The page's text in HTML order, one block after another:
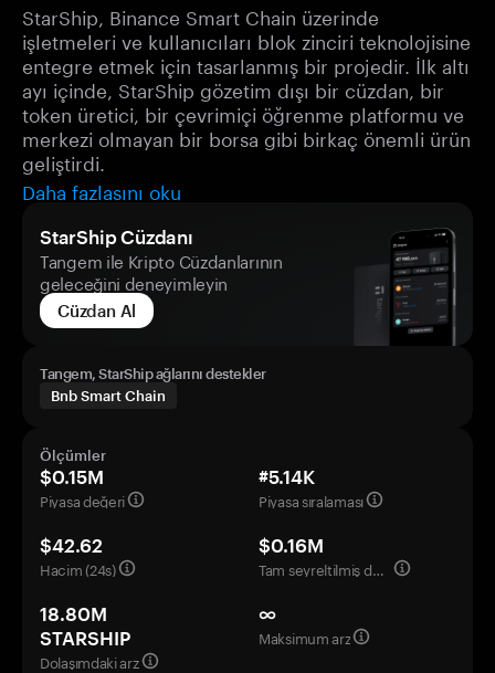
StarShip, Binance Smart Chain üzerinde
işletmeleri ve kullanıcıları blok zinciri teknolojisine
entegre etmek için tasarlanmış bir projedir. İlk altı
ayı içinde, StarShip gözetim dışı bir cüzdan, bir
token üretici, bir çevrimiçi öğrenme platformu ve
merkezi olmayan bir borsa gibi birkaç önemli ürün
geliştirdi.
Daha fazlasını oku
StarShip Cüzdanı
Tangem ile Kripto Cüzdanlarının
geleceğini deneyimleyin
Cüzdan Al
Tangem, StarShip ağlarını destekler
Bnb Smart Chain
Ölçümler
$0.15M
Piyasa değeri
#5.14K
Piyasa sıralaması
$42.62
Hacim (24s)
$0.16M
Tam seyreltilmiş değerleme
18.80M
STARSHIP
Dolaşımdaki arz
∞
Maksimum arz